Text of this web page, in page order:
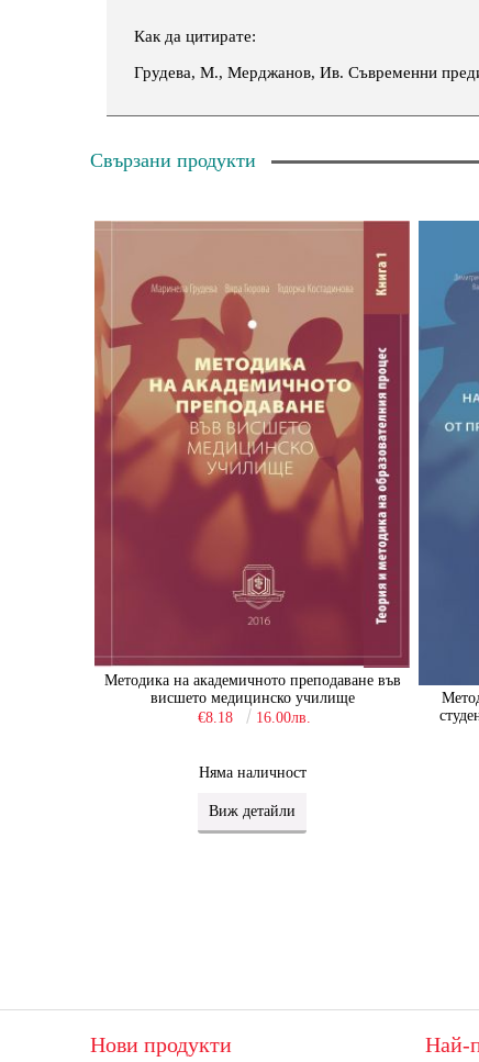
Как да цитирате:
Грудева, М., Мерджанов, Ив. Съвременни
Свързани продукти
Методика на академичното преподаване във
висшето медицинско училище
€8.18
16.00лв.
Няма наличност
Виж детайли
Нови продукти Най-